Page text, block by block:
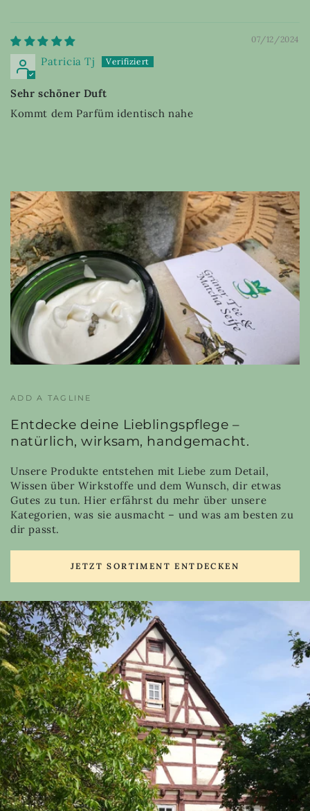
07/12/2024
Patricia Tj
Sehr schöner Duft
Kommt dem Parfüm identisch nahe
ADD A TAGLINE
Entdecke deine Lieblingspflege –
natürlich, wirksam, handgemacht.
Unsere Produkte entstehen mit Liebe zum Detail,
Wissen über Wirkstoffe und dem Wunsch, dir etwas
Gutes zu tun. Hier erfährst du mehr über unsere
Kategorien, was sie ausmacht – und was am besten zu
dir passt.
JETZT SORTIMENT ENTDECKEN